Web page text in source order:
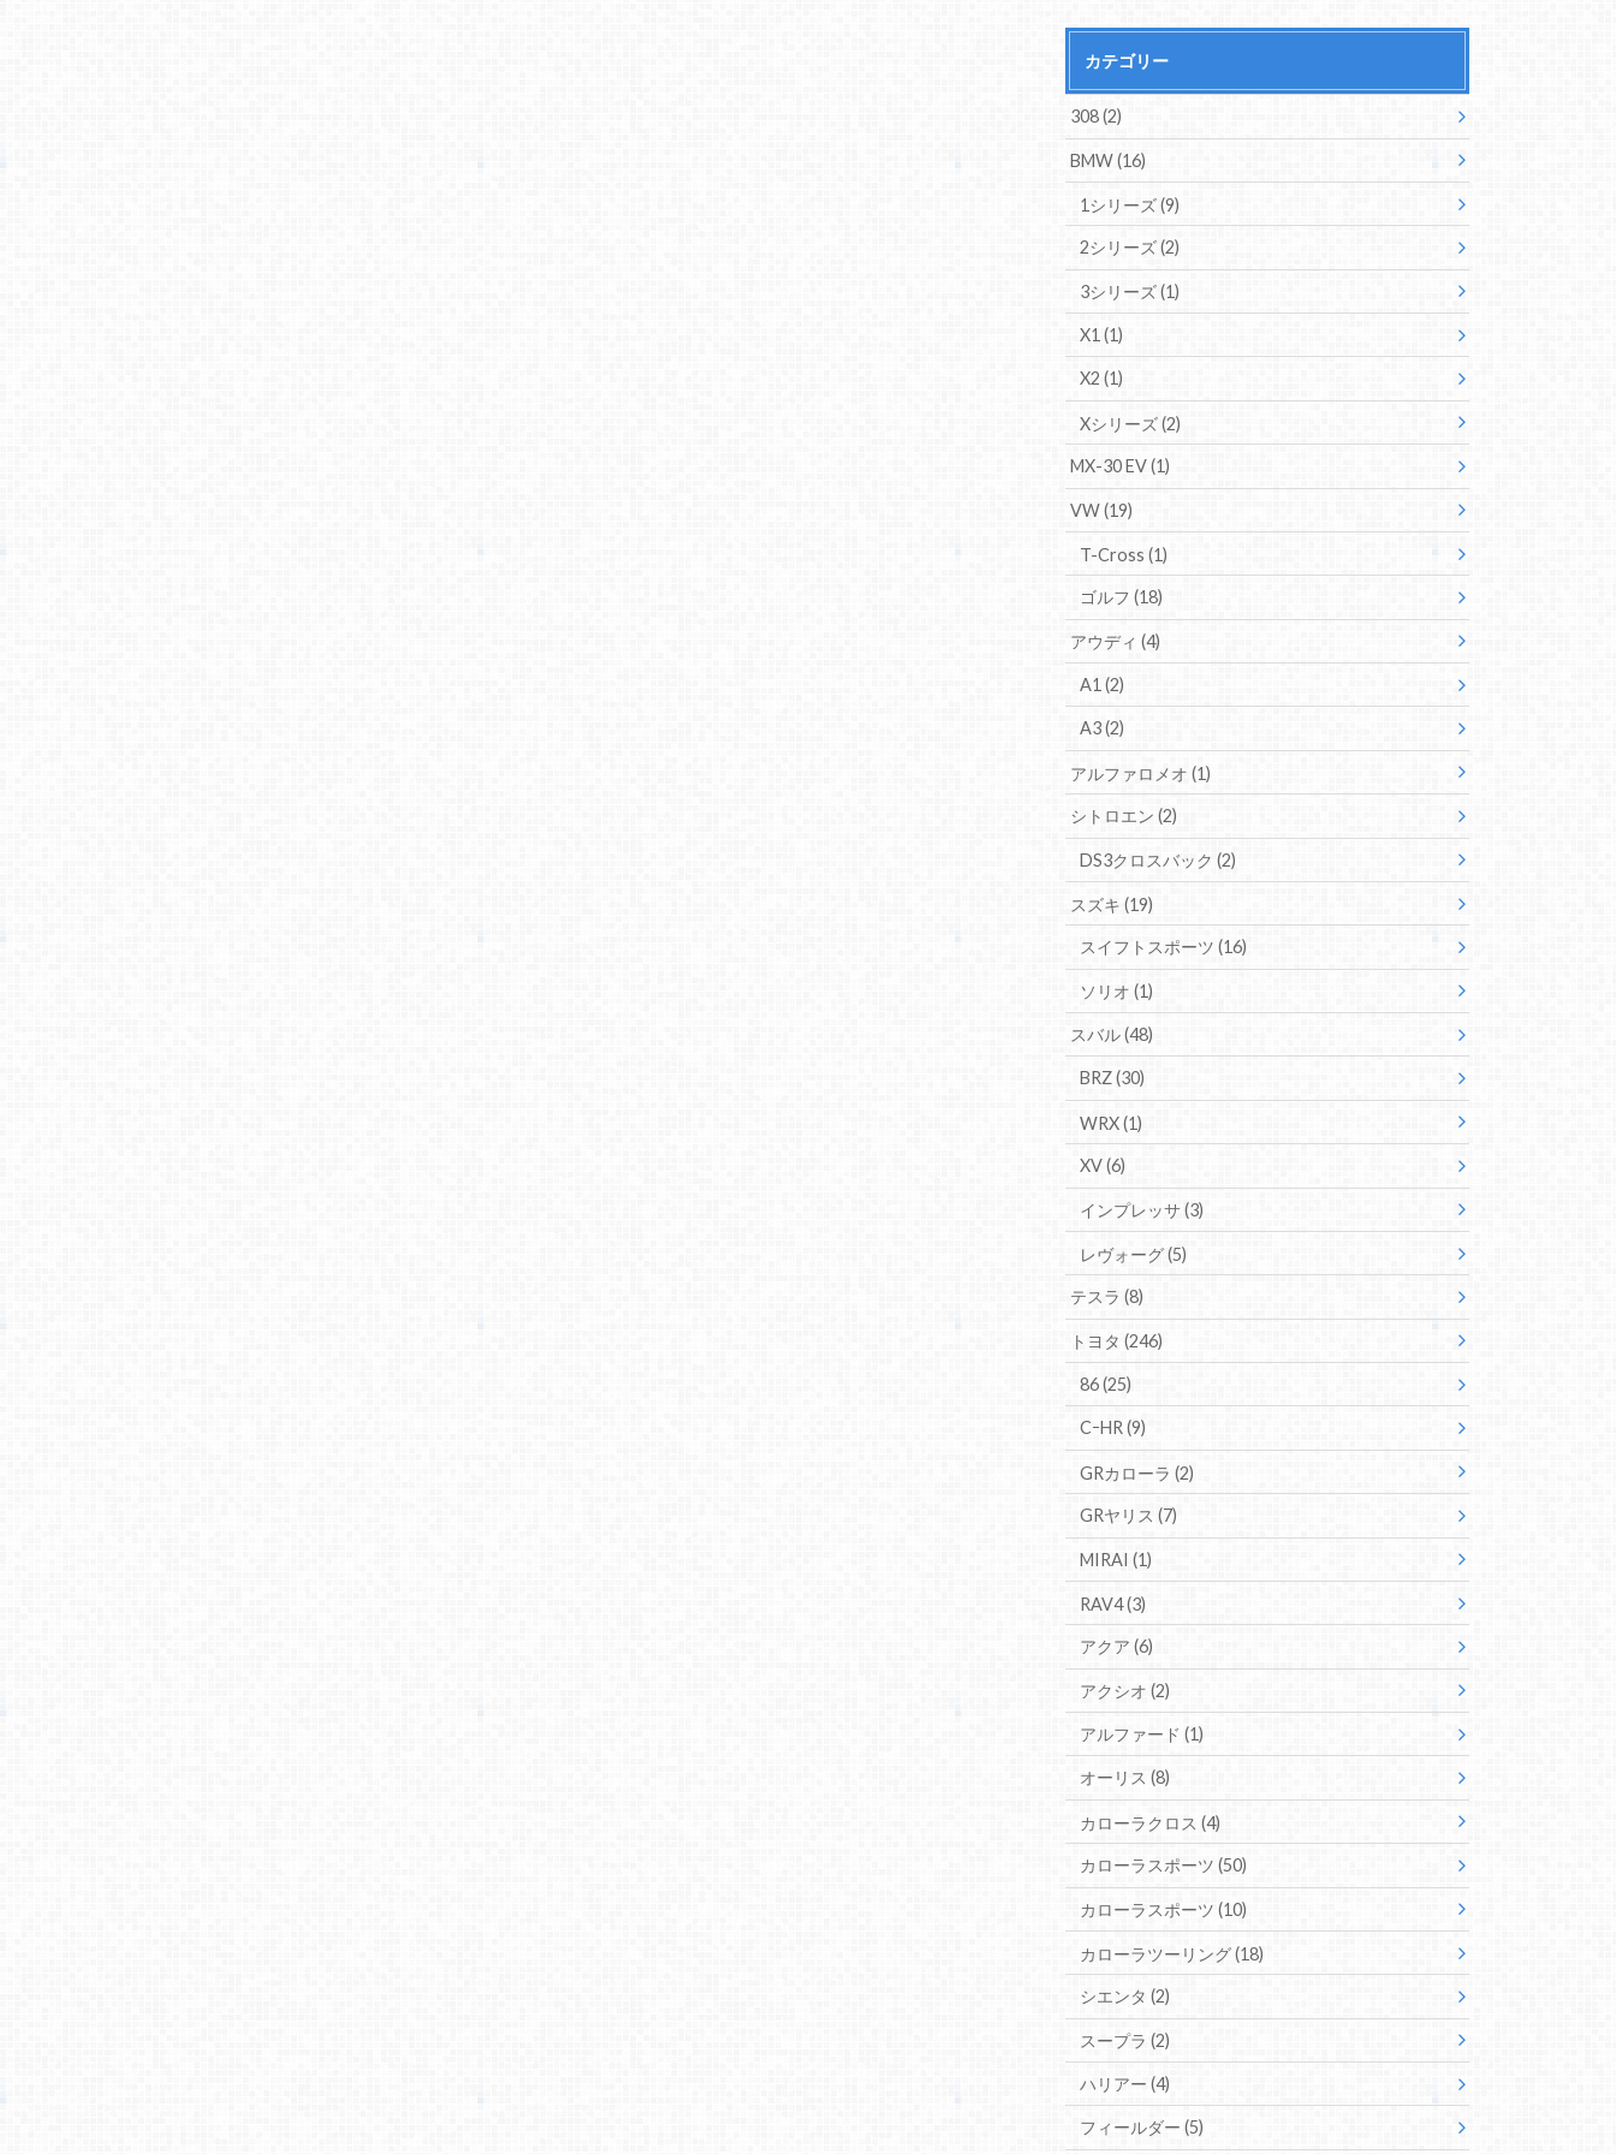
カテゴリー
308(2)
BMW(16)
1シリーズ(9)
2シリーズ(2)
3シリーズ(1)
X1 (1)
X2 (1)
Xシリーズ(2)
MX-30 EV(1)
VW(19)
T-Cross (1)
ゴルフ (18)
アウディ(4)
A1 (2)
A3(2)
アルファロメオ(1)
シトロエン(2)
DS3クロスバック (2)
スズキ(19)
スイフトスポーツ (16)
ソリオ (1)
スバル(48)
BRZ(30)
WRX(1)
XV(6)
インプレッサ(3)
レヴォーグ(5)
テスラ(8)
トヨタ(246)
86(25)
CｰHR(9)
GRカローラ (2)
GRヤリス (7)
MIRAI (1)
RAV4(3)
アクア (6)
アクシオ (2)
アルファード (1)
オーリス (8)
カローラクロス (4)
カローラスポーツ (50)
カローラスポーツ (10)
カローラツーリング(18)
シエンタ (2)
スープラ (2)
ハリアー (4)
フィールダー (5)